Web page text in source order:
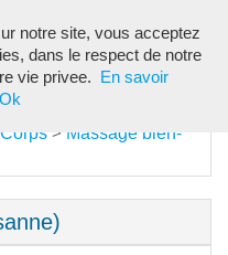
Corps > Massage bien-
notre site, vous acceptez
dans le respect de notre
vie privee.
En savoir
Ok